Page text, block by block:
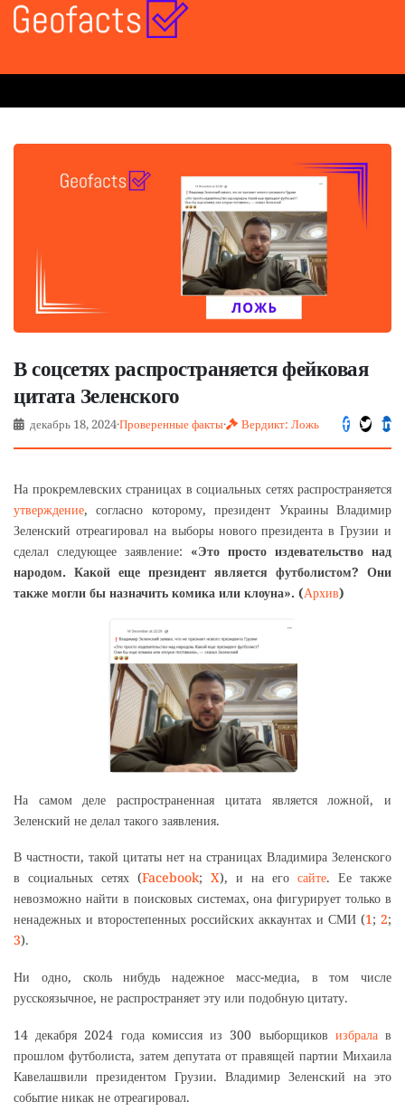
В соцсетях распространяется фейковая
цитата Зеленского
декабрь 18, 2024·Проверенные факты· Вердикт: Ложь
На прокремлевских страницах в социальных сетях распространяется
утверждение, согласно которому, президент Украины Владимир
Зеленский отреагировал на выборы нового президента в Грузии и
сделал следующее заявление: «Это просто издевательство над
народом. Какой еще президент является футболистом? Они
также могли бы назначить комика или клоуна». (Архив)
На самом деле распространенная цитата является ложной, и
Зеленский не делал такого заявления.
В частности, такой цитаты нет на страницах Владимира Зеленского
в социальных сетях (Facebook; X), и на его сайте. Ее также
невозможно найти в поисковых системах, она фигурирует только в
ненадежных и второстепенных российских аккаунтах и СМИ (1; 2;
3).
Ни одно, сколь нибудь надежное масс-медиа, в том числе
русскоязычное, не распространяет эту или подобную цитату.
14 декабря 2024 года комиссия из 300 выборщиков избралав
прошлом футболиста, затем депутата от правящей партии Михаила
Кавелашвили президентом Грузии. Владимир Зеленский на это
событие никак не отреагировал.